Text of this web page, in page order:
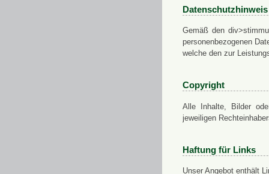
Datenschutzhinweis
Gemäß den
personenbezogenen
welche den zur
Copyright
Alle Inhalte, Bilder
jeweiligen
Haftung für Links
Unser Angebot enthält